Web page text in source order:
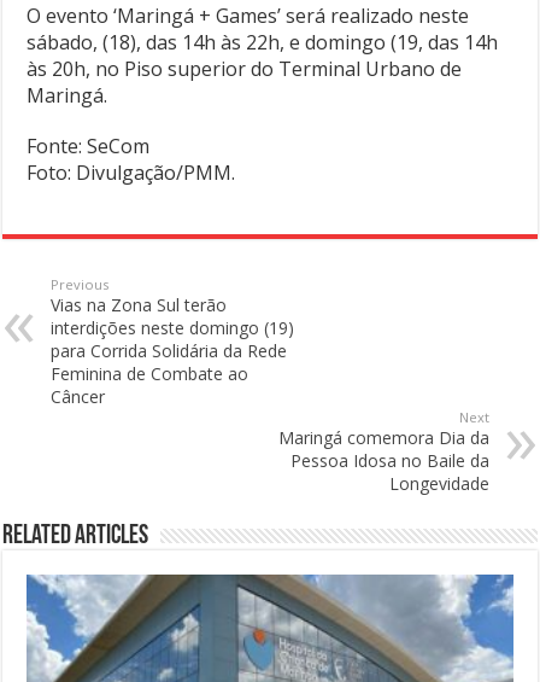
O evento ‘Maringá + Games’ será realizado neste
sábado, (18), das 14h às 22h, e domingo (19, das 14h
às 20h, no Piso superior do Terminal Urbano de
Maringá.
Fonte: SeCom
Foto: Divulgação/PMM.
Previous
Vias na Zona Sul terão
interdições neste domingo (19)
para Corrida Solidária da Rede
Feminina de Combate ao
Câncer
Next
Maringá comemora Dia da
Pessoa Idosa no Baile da
Longevidade
Related Articles